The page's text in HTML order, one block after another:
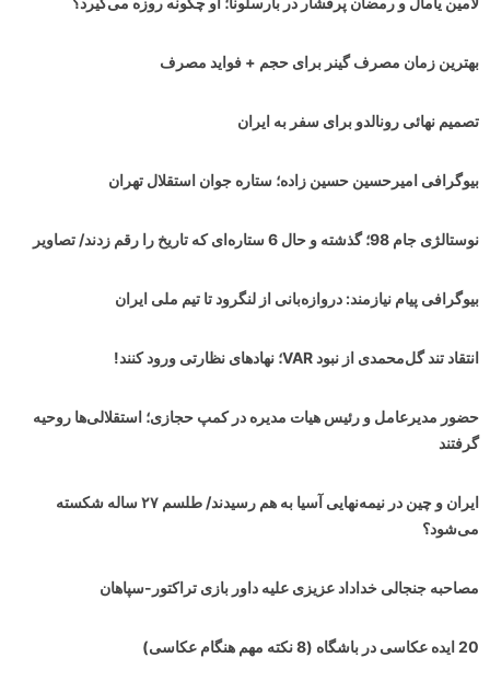
بهترین زمان مصرف گینر برای حجم + فواید مصرف
تصمیم نهائی رونالدو برای سفر به ایران
بیوگرافی امیرحسین حسین زاده؛ ستاره جوان استقلال تهران
نوستالژی جام 98؛ گذشته و حال 6 ستاره‌ای که تاریخ را رقم زدند/ تصاویر
بیوگرافی پیام نیازمند: دروازه‌بانی از لنگرود تا تیم ملی ایران
انتقاد تند گل‌محمدی از نبود VAR؛ نهادهای نظارتی ورود کنند!
حضور مدیرعامل و رئیس هیات مدیره در کمپ حجازی؛ استقلالی‌ها روحیه
گرفتند
ایران و چین در نیمه‌نهایی آسیا به هم رسیدند/ طلسم ۲۷ ساله شکسته
می‌شود؟
مصاحبه جنجالی خداداد عزیزی علیه داور بازی تراکتور-سپاهان
20 ایده عکاسی در باشگاه (8 نکته مهم هنگام عکاسی)